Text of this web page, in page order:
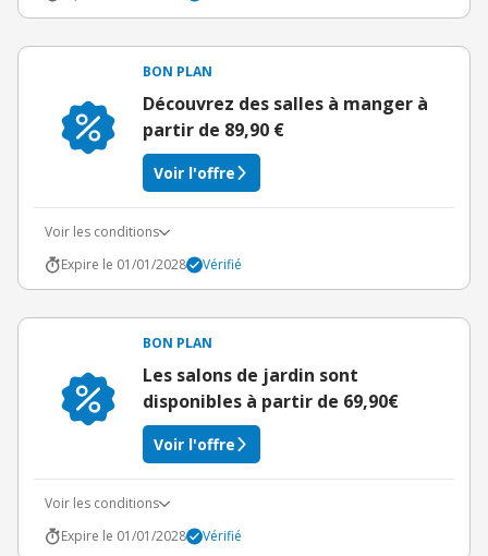
BON PLAN
Découvrez des salles à manger à
partir de 89,90 €
Voir l'offre
Voir les conditions
Expire le 01/01/2028
Vérifié
BON PLAN
Les salons de jardin sont
disponibles à partir de 69,90€
Voir l'offre
Voir les conditions
Expire le 01/01/2028
Vérifié